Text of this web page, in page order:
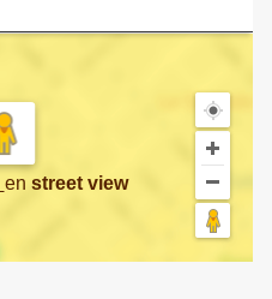
en street view